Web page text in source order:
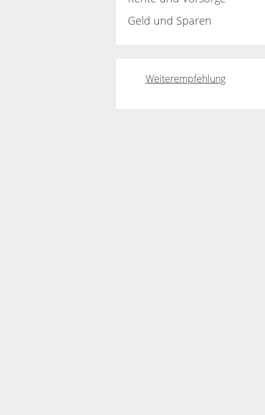
Geld und Sparen
Weiterempfehlung